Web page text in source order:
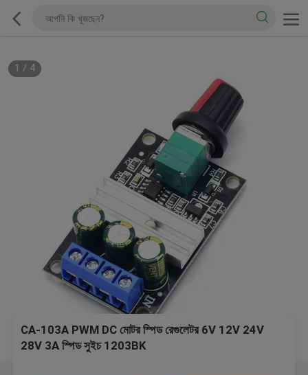
1 / 4
CA-103A PWM DC মোটর স্পিড রেগুলেটর 6V 12V 24V
28V 3A স্পিড সুইচ 1203BK